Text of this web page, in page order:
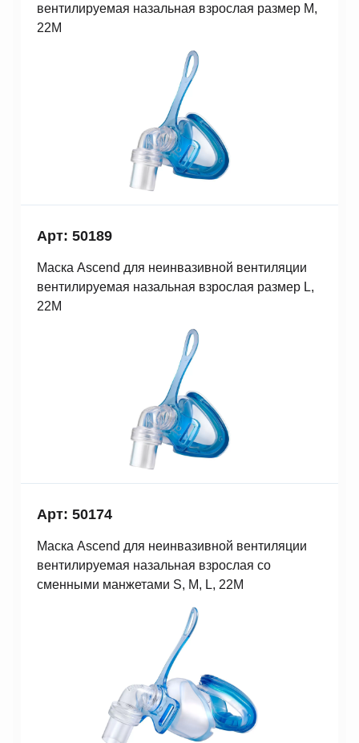
вентилируемая назальная взрослая размер M,
22M
Арт: 50189
Маска Ascend для неинвазивной вентиляции
вентилируемая назальная взрослая размер L,
22M
Арт: 50174
Маска Ascend для неинвазивной вентиляции
вентилируемая назальная взрослая со
сменными манжетами S, M, L, 22M